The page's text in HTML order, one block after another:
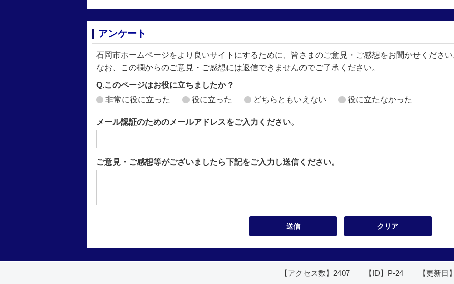
アンケート
石岡市ホームページをより良いサイトにするために、皆さまのご意見・ご感想をお聞かせくださ
なお、この欄からのご意見・ご感想には返信できませんのでご了承ください。
Q.このページはお役に立ちましたか？
非常に役に立った
役に立った どちらともいえない 役に立たなかった
メール認証のためのメールアドレスをご入力ください。
ご意見・ご感想等がございましたら下記をご入力し送信ください。
【アクセス数】 2407 【ID】 P-24 【更新日